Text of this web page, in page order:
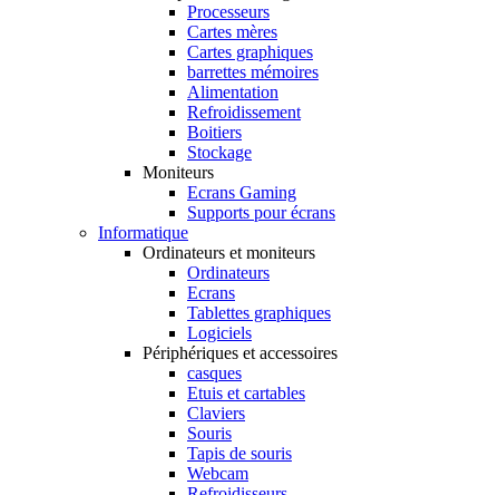
Processeurs
Cartes mères
Cartes graphiques
barrettes mémoires
Alimentation
Refroidissement
Boitiers
Stockage
Moniteurs
Ecrans Gaming
Supports pour écrans
Informatique
Ordinateurs et moniteurs
Ordinateurs
Ecrans
Tablettes graphiques
Logiciels
Périphériques et accessoires
casques
Etuis et cartables
Claviers
Souris
Tapis de souris
Webcam